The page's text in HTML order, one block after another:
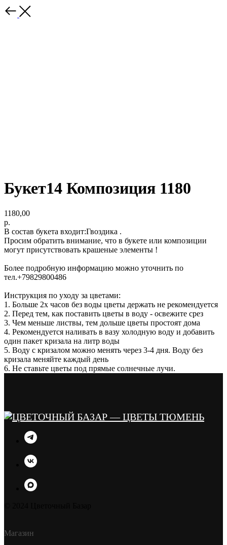
Букет14 Композиция 1180
1180,00
р.
В состав букета входит:Гвоздика .
Просим обратить внимание, что в букете или композиции
могут присутствовать крашеные элементы !
Более подробную информацию можно уточнить по
тел.+79829800486
Инструкция по уходу за цветами:
1. Больше 2х часов без воды цветы держать не рекомендуется
2. Перед тем, как поставить цветы в воду - освежите срез
3. Чем меньше листвы, тем дольше цветы простоят дома
4. Рекомендуется наливать в вазу холодную воду и добавить
один пакет кризала на литр воды
5. Воду с кризалом можно менять через 3-4 дня. Воду без
кризала меняйте каждый день
6. Не ставьте цветы под прямые солнечные лучи.
Магазин